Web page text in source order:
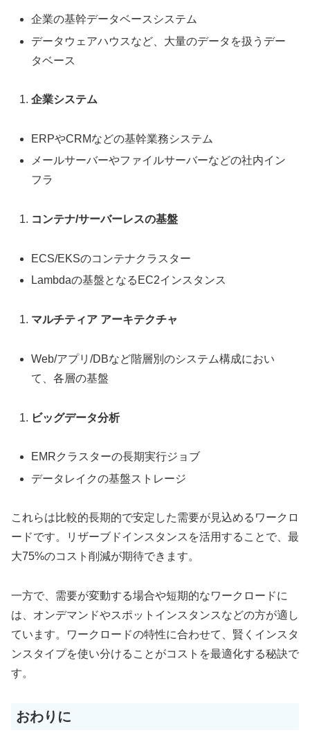
企業の基幹データベースシステム
データウェアハウスなど、大量のデータを扱うデー
タベース
企業システム
ERPやCRMなどの基幹業務システム
メールサーバーやファイルサーバーなどの社内イン
フラ
コンテナ/サーバーレスの基盤
ECS/EKSのコンテナクラスター
Lambdaの基盤となるEC2インスタンス
マルチティア アーキテクチャ
Web/アプリ/DBなど階層別のシステム構成におい
て、各層の基盤
ビッグデータ分析
EMRクラスターの長期実行ジョブ
データレイクの基盤ストレージ
これらは比較的長期的で安定した需要が見込めるワークロ
ードです。リザーブドインスタンスを活用することで、最
大75%のコスト削減が期待できます。
一方で、需要が変動する場合や短期的なワークロードに
は、オンデマンドやスポットインスタンスなどの方が適し
ています。ワークロードの特性に合わせて、賢くインスタ
ンスタイプを使い分けることがコストを最適化する秘訣で
す。
おわりに